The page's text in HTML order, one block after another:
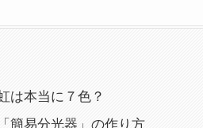
は本当に７色？
「簡易分光器」の作り方